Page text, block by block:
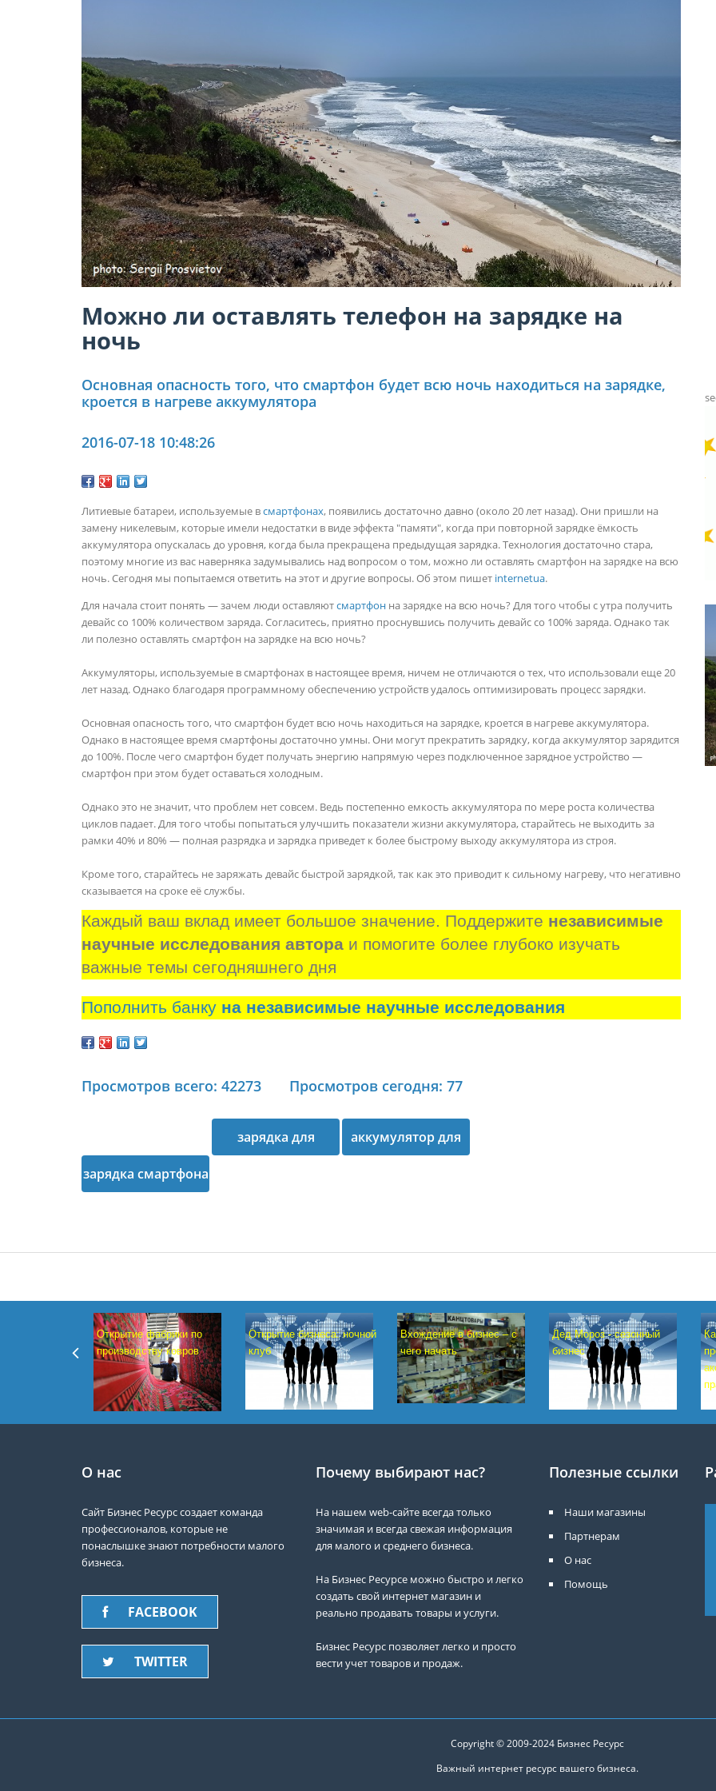
Можно ли оставлять телефон на зарядке на
ночь
Основная опасность того, что смартфон будет всю ночь находиться на зарядке,
кроется в нагреве аккумулятора
2016-07-18 10:48:26
Литиевые батареи, используемые всмартфонах, появились достаточно давно (около 20 лет назад). Они пришли на
замену никелевым, которые имели недостатки в виде эффекта "памяти", когда при повторной зарядке ёмкость
аккумулятора опускалась до уровня, когда была прекращена предыдущая зарядка. Технология достаточно стара,
поэтому многие из вас наверняка задумывались над вопросом о том, можно ли оставлять смартфон на зарядке на всю
ночь. Сегодня мы попытаемся ответить на этот и другие вопросы. Об этом пишет internetua.
Для начала стоит понять — зачем люди оставляютсмартфон на зарядке на всю ночь? Для того чтобы с утра получить
девайс со 100% количеством заряда. Согласитесь, приятно проснувшись получить девайс со 100% заряда. Однако так
ли полезно оставлять смартфон на зарядке на всю ночь?
Аккумуляторы, используемые в смартфонах в настоящее время, ничем не отличаются о тех, что использовали еще 20
лет назад. Однако благодаря программному обеспечению устройств удалось оптимизировать процесс зарядки.
Основная опасность того, что смартфон будет всю ночь находиться на зарядке, кроется в нагреве аккумулятора.
Однако в настоящее время смартфоны достаточно умны. Они могут прекратить зарядку, когда аккумулятор зарядится
до 100%. После чего смартфон будет получать энергию напрямую через подключенное зарядное устройство —
смартфон при этом будет оставаться холодным.
Однако это не значит, что проблем нет совсем. Ведь постепенно емкость аккумулятора по мере роста количества
циклов падает. Для того чтобы попытаться улучшить показатели жизни аккумулятора, старайтесь не выходить за
рамки 40% и 80% — полная разрядка и зарядка приведет к более быстрому выходу аккумулятора из строя.
Кроме того, старайтесь не заряжать девайс быстрой зарядкой, так как это приводит к сильному нагреву, что негативно
сказывается на сроке её службы.
Каждый ваш вклад имеет большое значение. Поддержите независимые
научные исследования автора и помогите более глубоко изучать
важные темы сегодняшнего дня
Пополнить банку на независимые научные исследования
Просмотров всего: 42273 Просмотров сегодня: 77
зарядка смартфона
зарядка для аккумулятор для
Открытие фабрики по
производству ковров
Открытие бизнеса: ночной
клуб
Вхождение в бизнес – с
чего начать
Дед Мороз - сезонный
бизнес
О нас
Сайт Бизнес Ресурс создает команда
профессионалов, которые не
понаслышке знают потребности малого
бизнеса.
FACEBOOK
TWITTER
Почему выбирают нас?
На нашем web-сайте всегда только
значимая и всегда свежая информация
для малого и среднего бизнеса.
На Бизнес Ресурсе можно быстро и легко
создать свой интернет магазин и
реально продавать товары и услуги.
Бизнес Ресурс позволяет легко и просто
вести учет товаров и продаж.
Полезные ссылки
Наши магазины
Партнерам
О нас
Помощь
Copyright © 2009-2024 Бизнес Ресурс
Важный интернет ресурс вашего бизнеса.